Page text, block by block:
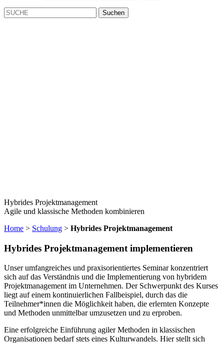
Suchen
Hybrides Projektmanagement
Agile und klassische Methoden kombinieren
Home > Schulung > Hybrides Projektmanagement
Hybrides Projektmanagement implementieren
Unser umfangreiches und praxisorientiertes Seminar konzentriert
sich auf das Verständnis und die Implementierung von hybridem
Projektmanagement im Unternehmen. Der Schwerpunkt des Kurses
liegt auf einem kontinuierlichen Fallbeispiel, durch das die
Teilnehmer*innen die Möglichkeit haben, die erlernten Konzepte
und Methoden unmittelbar umzusetzen und zu erproben.
Eine erfolgreiche Einführung agiler Methoden in klassischen
Organisationen bedarf stets eines Kulturwandels. Hier stellt sich